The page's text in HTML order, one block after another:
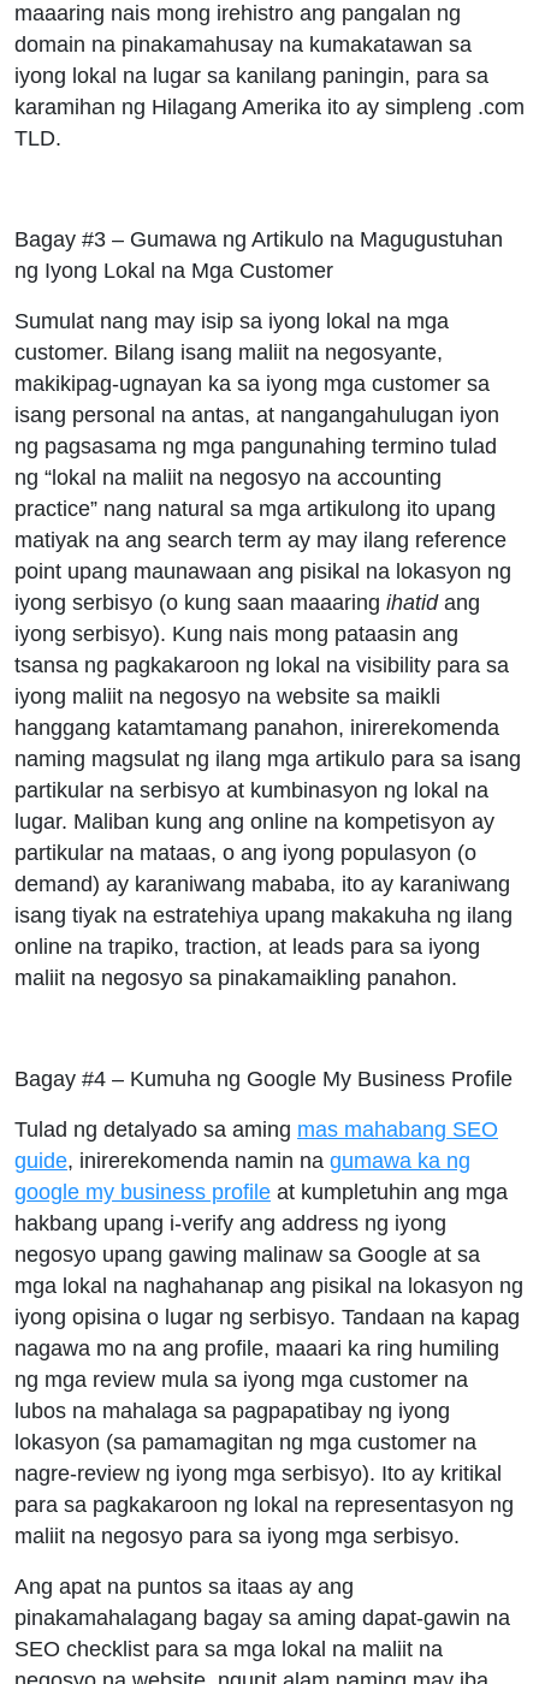
maaaring nais mong irehistro ang pangalan ng
domain na pinakamahusay na kumakatawan sa
iyong lokal na lugar sa kanilang paningin, para sa
karamihan ng Hilagang Amerika ito ay simpleng .com
TLD.
Bagay #3 – Gumawa ng Artikulo na Magugustuhan
ng Iyong Lokal na Mga Customer
Sumulat nang may isip sa iyong lokal na mga
customer. Bilang isang maliit na negosyante,
makikipag-ugnayan ka sa iyong mga customer sa
isang personal na antas, at nangangahulugan iyon
ng pagsasama ng mga pangunahing termino tulad
ng “lokal na maliit na negosyo na accounting
practice” nang natural sa mga artikulong ito upang
matiyak na ang search term ay may ilang reference
point upang maunawaan ang pisikal na lokasyon ng
iyong serbisyo (o kung saan maaaring ihatidang
iyong serbisyo). Kung nais mong pataasin ang
tsansa ng pagkakaroon ng lokal na visibility para sa
iyong maliit na negosyo na website sa maikli
hanggang katamtamang panahon, inirerekomenda
naming magsulat ng ilang mga artikulo para sa isang
partikular na serbisyo at kumbinasyon ng lokal na
lugar. Maliban kung ang online na kompetisyon ay
partikular na mataas, o ang iyong populasyon (o
demand) ay karaniwang mababa, ito ay karaniwang
isang tiyak na estratehiya upang makakuha ng ilang
online na trapiko, traction, at leads para sa iyong
maliit na negosyo sa pinakamaikling panahon.
Bagay #4 – Kumuha ng Google My Business Profile
Tulad ng detalyado sa aming mas mahabang SEO
guide, inirerekomenda namin na gumawa ka ng
google my business profile at kumpletuhin ang mga
hakbang upang i-verify ang address ng iyong
negosyo upang gawing malinaw sa Google at sa
mga lokal na naghahanap ang pisikal na lokasyon ng
iyong opisina o lugar ng serbisyo. Tandaan na kapag
nagawa mo na ang profile, maaari ka ring humiling
ng mga review mula sa iyong mga customer na
lubos na mahalaga sa pagpapatibay ng iyong
lokasyon (sa pamamagitan ng mga customer na
nagre-review ng iyong mga serbisyo). Ito ay kritikal
para sa pagkakaroon ng lokal na representasyon ng
maliit na negosyo para sa iyong mga serbisyo.
Ang apat na puntos sa itaas ay ang
pinakamahalagang bagay sa aming dapat-gawin na
SEO checklist para sa mga lokal na maliit na